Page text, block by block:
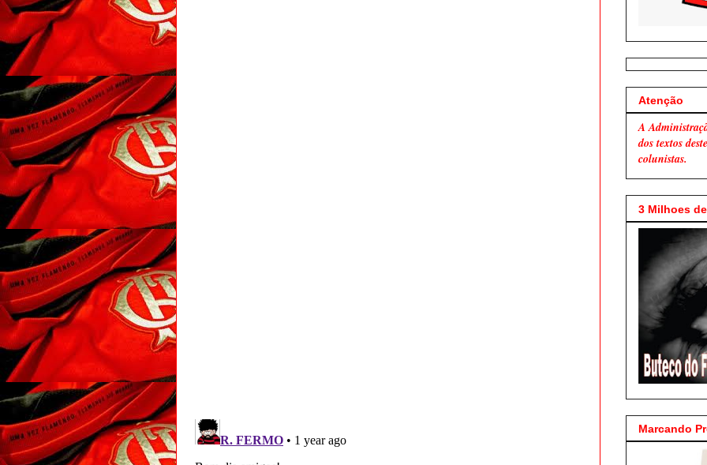
Atenção
A
dos textos
colunistas.
3 Milhoes
Marcando